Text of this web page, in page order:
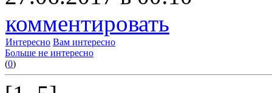
комментировать
Интересно Вам интересно
Больше не интересно
(0)